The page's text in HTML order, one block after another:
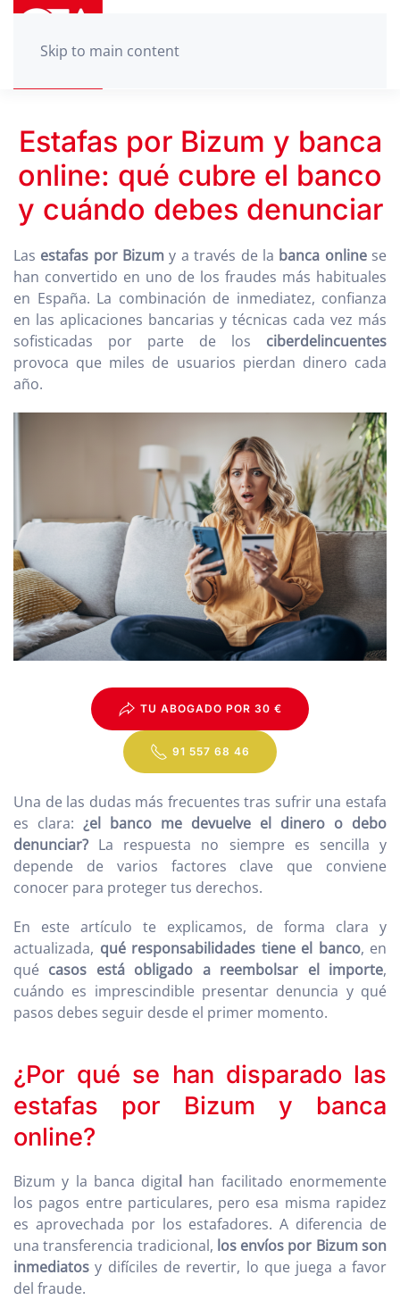
Skip to main content
Estafas por Bizum y banca
online: qué cubre el banco
y cuándo debes denunciar
Las estafas por Bizum y a través de la banca onlinese
han convertido en uno de los fraudes más habituales
en España. La combinación de inmediatez, confianza
en las aplicaciones bancarias y técnicas cada vez más
sofisticadas por parte de los ciberdelincuentes
provoca que miles de usuarios pierdan dinero cada
año.
TU ABOGADO POR 30 €
91 557 68 46
Una de las dudas más frecuentes tras sufrir una estafa
es clara: ¿el banco me devuelve el dinero o debo
denunciar? La respuesta no siempre es sencilla y
depende de varios factores clave que conviene
conocer para proteger tus derechos.
En este artículo te explicamos, de forma clara y
actualizada, qué responsabilidades tiene el banco, en
qué casos está obligado a reembolsar el importe,
cuándo es imprescindible presentar denuncia y qué
pasos debes seguir desde el primer momento.
¿Por qué se han disparado las
estafas por Bizum y banca
online?
Bizum y la banca digital han facilitado enormemente
los pagos entre particulares, pero esa misma rapidez
es aprovechada por los estafadores. A diferencia de
una transferencia tradicional, los envíos por Bizum son
inmediatos y difíciles de revertir, lo que juega a favor
del fraude.